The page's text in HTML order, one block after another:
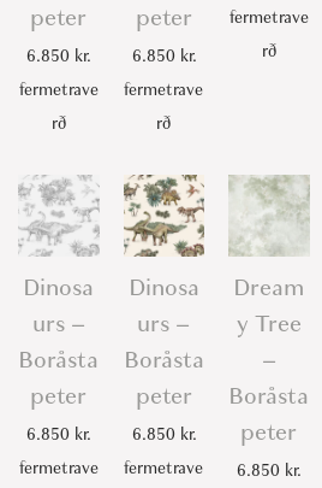
peter
6.850 kr.
fermetrave
rð
peter
6.850 kr.
fermetrave
rð
fermetrave
rð
Dinosa
urs –
Boråsta
peter
6.850 kr.
fermetrave
Dinosa
urs –
Boråsta
peter
6.850 kr.
fermetrave
Dream
y Tree
–
Boråsta
peter
6.850 kr.